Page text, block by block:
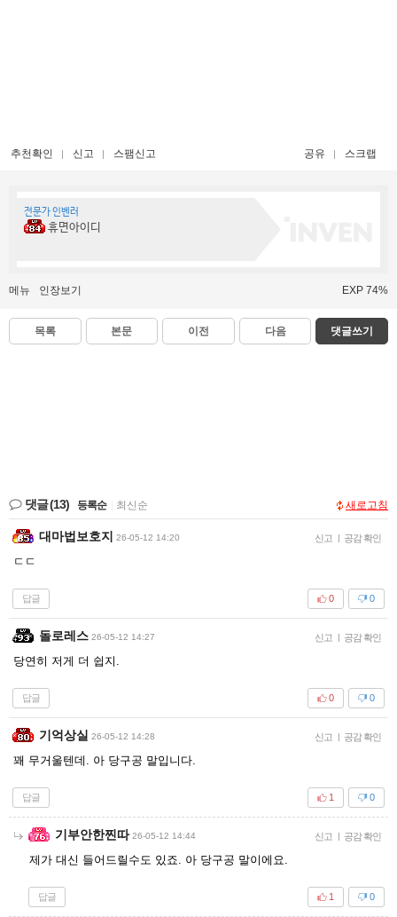
추천확인 신고 스팸신고 공유 스크랩
전문가 인벤러
휴면아이디
메뉴 인장보기 EXP 74%
목록 본문 이전 다음 댓글쓰기
댓글(13) 등록순 최신순 새로고침
대마법보호지 26-05-12 14:20 신고 | 공감 확인
ㄷㄷ
답글 0
0
돌로레스 26-05-12 14:27 신고 | 공감 확인
당연히 저게 더 쉽지.
답글 0
0
기억상실 26-05-12 14:28 신고 | 공감 확인
꽤 무거울텐데. 아 당구공 말입니다.
답글 0
1
기부안한찐따 26-05-12 14:44 신고 | 공감 확인
제가 대신 들어드릴수도 있죠. 아 당구공 말이에요.
답글 0
1